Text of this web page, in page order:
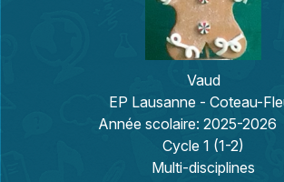
Vaud
EP Lausanne - Coteau-
Année scolaire: 2025-2026
Cycle 1 (1-2)
Multi-disciplines